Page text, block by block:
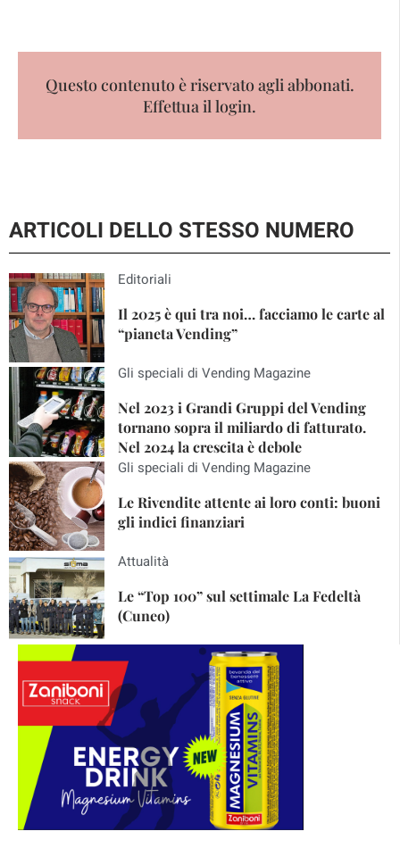
Questo contenuto è riservato agli abbonati.
Effettua il login.
ARTICOLI DELLO STESSO NUMERO
Editoriali
Il 2025 è qui tra noi… facciamo le carte al
“pianeta Vending”
Gli speciali di Vending Magazine
Nel 2023 i Grandi Gruppi del Vending
tornano sopra il miliardo di fatturato.
Nel 2024 la crescita è debole
Gli speciali di Vending Magazine
Le Rivendite attente ai loro conti: buoni
gli indici finanziari
Attualità
Le “Top 100” sul settimale La Fedeltà
(Cuneo)